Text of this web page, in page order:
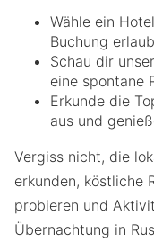
Wähle ein
Buchung
Schau dir
eine spontane
Erkunde die
aus und
Vergiss nicht, die
erkunden, köstliche
probieren und
Übernachtung in